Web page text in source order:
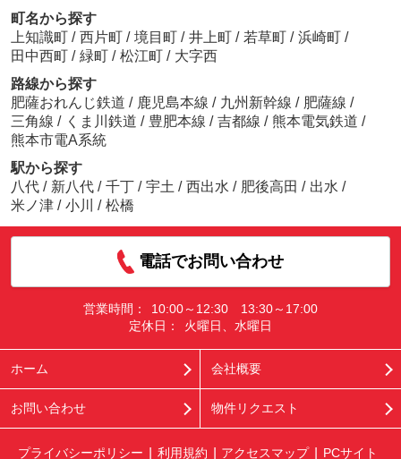
町名から探す
上知識町 / 西片町 / 境目町 / 井上町 / 若草町 / 浜崎町 /
田中西町 / 緑町 / 松江町 / 大字西
路線から探す
肥薩おれんじ鉄道 / 鹿児島本線 / 九州新幹線 / 肥薩線 /
三角線 / くま川鉄道 / 豊肥本線 / 吉都線 / 熊本電気鉄道 /
熊本市電A系統
駅から探す
八代 / 新八代 / 千丁 / 宇土 / 西出水 / 肥後高田 / 出水 /
米ノ津 / 小川 / 松橋
電話でお問い合わせ
営業時間：
10:00～12:30 13:30～17:00
定休日：
火曜日、水曜日
ホーム 会社概要
お問い合わせ 物件リクエスト
プライバシーポリシー 利用規約 アクセスマップ PCサイト